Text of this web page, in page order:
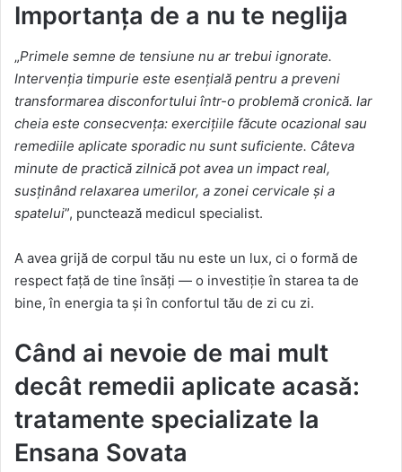
Importanța de a nu te neglija
„Primele semne de tensiune nu ar trebui ignorate.
Intervenția timpurie este esențială pentru a preveni
transformarea disconfortului într-o problemă cronică. Iar
cheia este consecvența: exercițiile făcute ocazional sau
remediile aplicate sporadic nu sunt suficiente. Câteva
minute de practică zilnică pot avea un impact real,
susținând relaxarea umerilor, a zonei cervicale și a
spatelui”, punctează medicul specialist.
A avea grijă de corpul tău nu este un lux, ci o formă de
respect față de tine însăți — o investiție în starea ta de
bine, în energia ta și în confortul tău de zi cu zi.
Când ai nevoie de mai mult
decât remedii aplicate acasă:
tratamente specializate la
Ensana Sovata